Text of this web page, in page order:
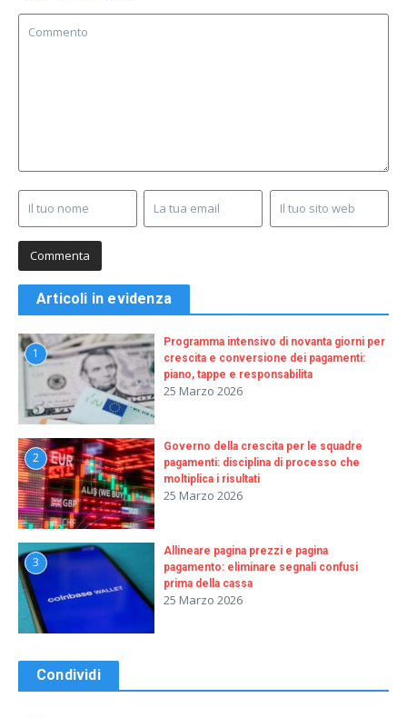
Articoli in evidenza
1
Programma intensivo di novanta giorni per
crescita e conversione dei pagamenti:
piano, tappe e responsabilita
25 Marzo 2026
2
Governo della crescita per le squadre
pagamenti: disciplina di processo che
moltiplica i risultati
25 Marzo 2026
3
Allineare pagina prezzi e pagina
pagamento: eliminare segnali confusi
prima della cassa
25 Marzo 2026
Condividi